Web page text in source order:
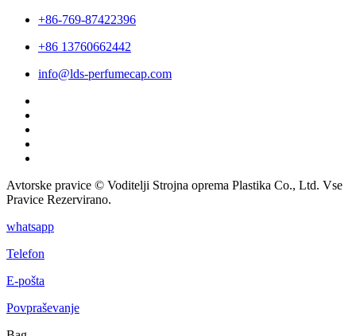
+86-769-87422396
+86 13760662442
info@lds-perfumecap.com
Avtorske pravice © Voditelji Strojna oprema Plastika Co., Ltd. Vse
Pravice Rezervirano.
whatsapp
Telefon
E-pošta
Povpraševanje